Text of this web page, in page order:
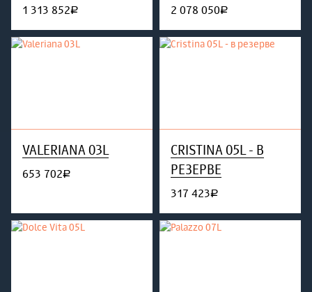
1 313 852руб. 2 078 050руб.
VALERIANA 03L
653 702руб.
CRISTINA 05L - В
РЕЗЕРВЕ
317 423руб.